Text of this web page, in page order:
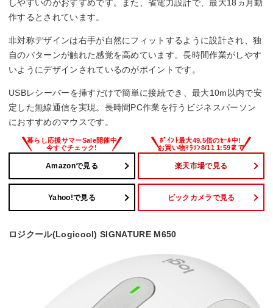
しやすいのがおすすめです。また、省電力設計で、最大18ヵ月動
作するとされています。
非対称デザインは右手が自然にフィットするように設計され、独
自のパターンが触れた感覚を高めています。長時間作業がしやす
いようにデザインされているのがポイントです。
USBレシーバーを挿すだけで簡単に接続でき、最大10m以内で安
定した無線通信を実現。長時間PC作業を行うビジネスパーソン
におすすめのマウスです。
Amazonで見る 楽天市場で見る
Yahoo!で見る ビックカメラで見る
ロジクール(Logicool) SIGNATURE M650